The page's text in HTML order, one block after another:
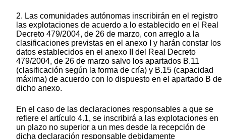
2. Las comunidades autónomas inscribirán en el registro
las explotaciones de acuerdo a lo establecido en el Real
Decreto 479/2004, de 26 de marzo, con arreglo a la
clasificaciones previstas en el anexo I y harán constar los
datos establecidos en el anexo II del Real Decreto
479/2004, de 26 de marzo salvo los apartados B.11
(clasificación según la forma de cría) y B.15 (capacidad
máxima) de acuerdo con lo dispuesto en el apartado B de
dicho anexo.
En el caso de las declaraciones responsables a que se
refiere el artículo 4.1, se inscribirá a las explotaciones en
un plazo no superior a un mes desde la recepción de
dicha declaración responsable debidamente